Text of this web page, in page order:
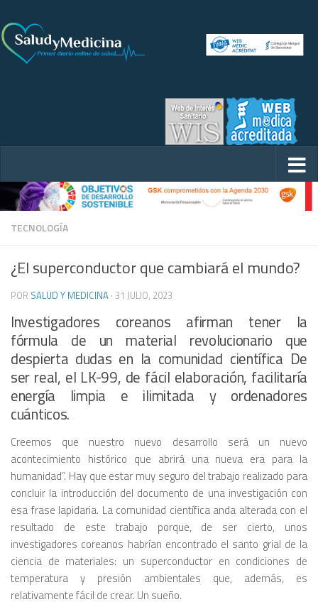
TECNOLOGÍA
¿El superconductor que cambiará el mundo?
POR SALUD Y MEDICINA · 31 JULIO, 2023
Investigadores coreanos afirman tener la
fórmula de un material revolucionario que
despierta dudas en la comunidad científica De
ser real, el LK-99, de fácil elaboración, facilitaría
energía limpia e ilimitada y ordenadores
cuánticos.
Creemos que nuestro nuevo desarrollo será un nuevo
acontecimiento histórico que abrirá una nueva era para la
humanidad”. Hay que estar muy seguro del trabajo realizado para
concluir la introducción del documento de una investigación con
esa frase lapidaria. La comunidad científica anda alterada con el
resultado de este trabajo porque, de ser cierto, unos
investigadores coreanos habrían encontrado el santo grial de la
ciencia de materiales: un superconductor en condiciones de
temperatura y presión ambientales que, además, es
relativamente fácil de crear. Un sueño.